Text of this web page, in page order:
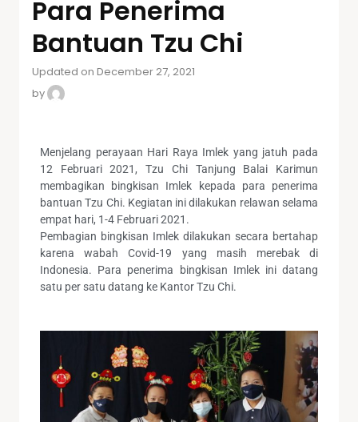
Para Penerima
Bantuan Tzu Chi
Updated on December 27, 2021
by
Menjelang perayaan Hari Raya Imlek yang jatuh pada
12 Februari 2021, Tzu Chi Tanjung Balai Karimun
membagikan bingkisan Imlek kepada para penerima
bantuan Tzu Chi. Kegiatan ini dilakukan relawan selama
empat hari, 1-4 Februari 2021.
Pembagian bingkisan Imlek dilakukan secara bertahap
karena wabah Covid-19 yang masih merebak di
Indonesia. Para penerima bingkisan Imlek ini datang
satu per satu datang ke Kantor Tzu Chi.